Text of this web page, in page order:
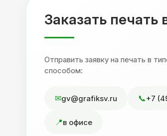
Заказать печать
Отправить заявку на печать в
способом:
gv@grafiksv.ru +7
в офисе